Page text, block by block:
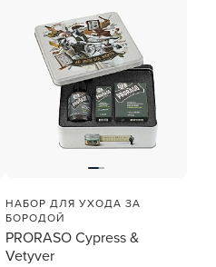
НАБОР ДЛЯ УХОДА ЗА
БОРОДОЙ
PRORASO Cypress &
Vetyver